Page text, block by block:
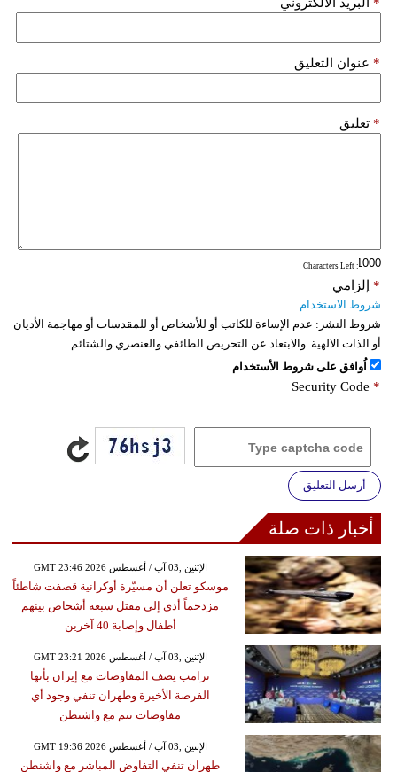
عنوان التعليق *
تعليق *
: Characters Left
إلزامي *
شروط الاستخدام
شروط النشر: عدم الإساءة للكاتب أو للأشخاص أو للمقدسات أو مهاجمة الأديان
أو الذات الالهية. والابتعاد عن التحريض الطائفي والعنصري والشتائم.
اُوافق على شروط الأستخدام
Security Code *
أرسل التعليق
أخبار ذات صلة
GMT 23:46 2026 الإثنين ,03 آب / أغسطس
موسكو تعلن أن مسيّرة أوكرانية قصفت شاطئاً
مزدحماً أدى إلى مقتل سبعة أشخاص بينهم
أطفال وإصابة 40 آخرين
GMT 23:21 2026 الإثنين ,03 آب / أغسطس
ترامب يصف المفاوضات مع إيران بأنها
الفرصة الأخيرة وطهران تنفي وجود أي
مفاوضات تتم مع واشنطن
GMT 19:36 2026 الإثنين ,03 آب / أغسطس
طهران تنفي التفاوض المباشر مع واشنطن